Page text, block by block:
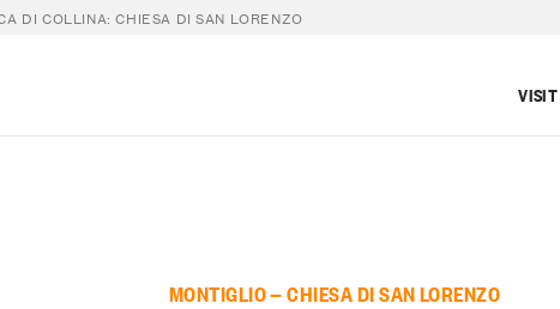
DI COLLINA: CHIESA DI SAN LORENZO
MONTIGLIO — CHIESA DI SAN LORENZO